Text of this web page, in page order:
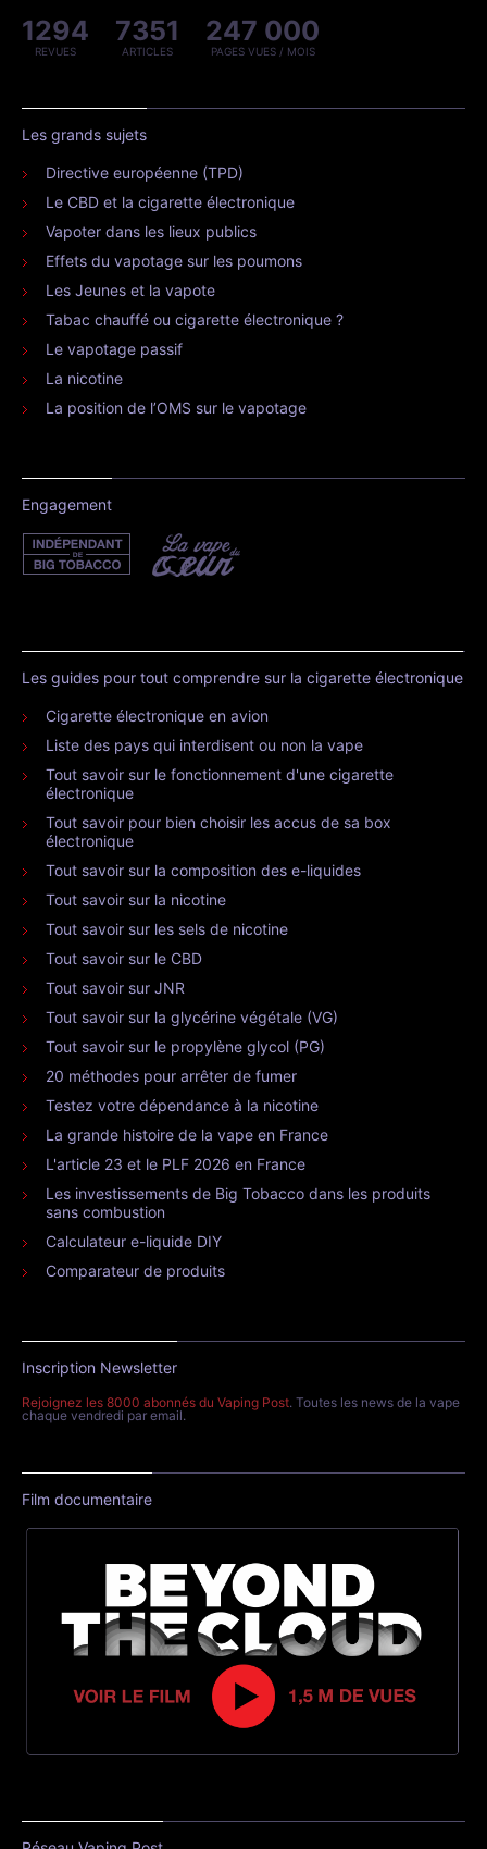
1294
REVUES
7351
ARTICLES
247 000
PAGES VUES / MOIS
Les grands sujets
Directive européenne (TPD)
Le CBD et la cigarette électronique
Vapoter dans les lieux publics
Effets du vapotage sur les poumons
Les Jeunes et la vapote
Tabac chauffé ou cigarette électronique ?
Le vapotage passif
La nicotine
La position de l’OMS sur le vapotage
Engagement
Les guides pour tout comprendre sur la cigarette électronique
Cigarette électronique en avion
Liste des pays qui interdisent ou non la vape
Tout savoir sur le fonctionnement d'une cigarette
électronique
Tout savoir pour bien choisir les accus de sa box
électronique
Tout savoir sur la composition des e-liquides
Tout savoir sur la nicotine
Tout savoir sur les sels de nicotine
Tout savoir sur le CBD
Tout savoir sur JNR
Tout savoir sur la glycérine végétale (VG)
Tout savoir sur le propylène glycol (PG)
20 méthodes pour arrêter de fumer
Testez votre dépendance à la nicotine
La grande histoire de la vape en France
L'article 23 et le PLF 2026 en France
Les investissements de Big Tobacco dans les produits
sans combustion
Calculateur e-liquide DIY
Comparateur de produits
Inscription Newsletter
Rejoignez les 8000 abonnés du Vaping Post. Toutes les news de la vape
chaque vendredi par email.
Film documentaire